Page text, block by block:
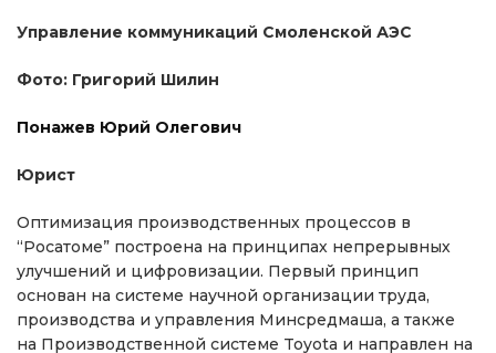
Управление коммуникаций Смоленской АЭС
Фото: Григорий Шилин
Понажев Юрий Олегович
Юрист
Оптимизация производственных процессов в
“Росатоме” построена на принципах непрерывных
улучшений и цифровизации. Первый принцип
основан на системе научной организации труда,
производства и управления Минсредмаша, а также
на Производственной системе Toyota и направлен на